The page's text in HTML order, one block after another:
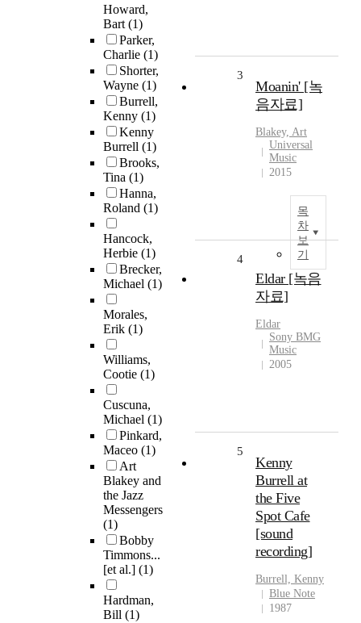
Howard,
Bart(1)
Parker,
Charlie (1)
Shorter,
Wayne (1)
Burrell,
Kenny (1)
Kenny
Burrell (1)
Brooks,
Tina (1)
Hanna,
Roland (1)
Hancock,
Herbie (1)
Brecker,
Michael (1)
Morales,
Erik (1)
Williams,
Cootie (1)
Cuscuna,
Michael (1)
Pinkard,
Maceo (1)
Art
Blakey and
the Jazz
Messengers
(1)
Bobby
Timmons...
[et al.] (1)
Hardman,
Bill (1)
3
Moanin' [녹
음자료]
Blakey, Art
Universal
Music
2015
목
차
보
기
4
Eldar [녹음
자료]
Eldar
Sony BMG
Music
2005
5
Kenny
Burrell at
the Five
Spot Cafe
[sound
recording]
Burrell, Kenny
Blue Note
1987